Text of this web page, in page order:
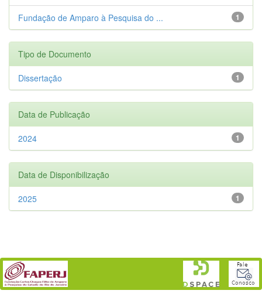
1
Fundação de Amparo à Pesquisa do ...
Tipo de Documento
1
Dissertação
Data de Publicação
1
2024
Data de Disponibilização
1
2025